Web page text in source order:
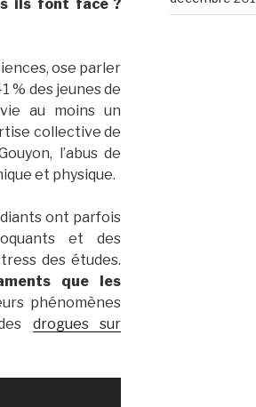
ils font face ?
ose parler
% des jeunes de
au moins un
collective de
l’abus de
et physique.
ont parfois
et des
des études.
que les
phénomènes
drogues sur